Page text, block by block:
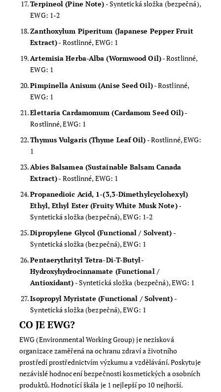
Terpineol (Pine Note) - Syntetická složka (bezpečná),
EWG: 1-2
Zanthoxylum Piperitum (Japanese Pepper Fruit
Extract)- Rostlinné, EWG: 1
Artemisia Herba-Alba (Wormwood Oil)- Rostlinné,
EWG: 1
Pimpinella Anisum (Anise Seed Oil)- Rostlinné,
EWG: 1
Elettaria Cardamomum (Cardamom Seed Oil)-
Rostlinné, EWG: 1
Thymus Vulgaris (Thyme Leaf Oil) - Rostlinné, EWG:
1
Abies Balsamea (Sustainable Balsam Canada
Extract)- Rostlinné, EWG: 1
Propanedioic Acid, 1-(3,3-Dimethylcyclohexyl)
Ethyl, Ethyl Ester (Fruity White Musk Note)-
Syntetická složka (bezpečná), EWG: 1-2
Dipropylene Glycol (Functional / Solvent) -
Syntetická složka (bezpečná), EWG: 1
Pentaerythrityl Tetra-Di-T-Butyl-
Hydroxyhydrocinnamate (Functional /
Antioxidant) - Syntetická složka (bezpečná), EWG: 1
Isopropyl Myristate (Functional / Solvent) -
Syntetická složka (bezpečná), EWG: 1
CO JE EWG?
EWG (Environmental Working Group) je nezisková
organizace zaměřená na ochranu zdraví a životního
prostředí prostřednictvím výzkumu a vzdělávání. Poskytuje
nezávislé hodnocení bezpečnosti kosmetických a osobních
produktů. Hodnotící škála je 1 nejlepší po 10 nejhorší.